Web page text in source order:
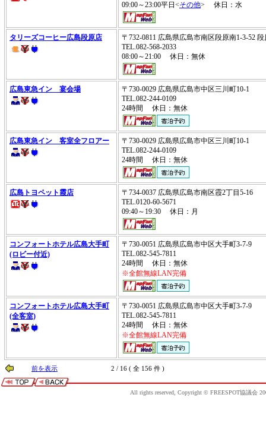
09:00～23:00平日<その他> 休日：水
タリーズコーヒー広島段原店
〒732-0811 広島県広島市南区段原南1-3-52
TEL.082-568-2033
08:00～21:00 休日：無休
広島東急イン 宴会場
〒730-0029 広島県広島市中区三川町10-1
TEL.082-244-0109
24時間 休日：無休
広島東急イン 客室全フロアー
〒730-0029 広島県広島市中区三川町10-1
TEL.082-244-0109
24時間 休日：無休
広島トヨペット霞店
〒734-0037 広島県広島市南区霞2丁目5-16
TEL.0120-60-5671
09:40～19:30 休日：月
コンフォートホテル広島大手町
(ロビー付近)
〒730-0051 広島県広島市中区大手町3-7-9
TEL.082-545-7811
24時間 休日：無休
※全館無線LAN完備
コンフォートホテル広島大手町
(全客室)
〒730-0051 広島県広島市中区大手町3-7-9
TEL.082-545-7811
24時間 休日：無休
※全館無線LAN完備
前を表示 2 / 16 ( 全 156 件 )
All rights reserved, Copyright © FREESPOT協議会